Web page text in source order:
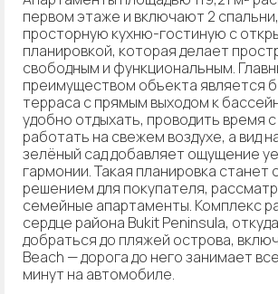
первом этаже и включают 2
просторную кухню-гостиную с
планировкой, которая делает
свободным и функциональным.
преимуществом объекта является
терраса с прямым выходом к
удобно отдыхать, проводить время
работать на свежем воздухе, а вид
зелёный сад добавляет ощущение
гармонии. Такая планировка станет
решением для покупателя,
семейные апартаменты. Комплекс
сердце района Bukit Peninsula,
добраться до пляжей острова,
Beach — дорога до него занимает
минут на автомобиле.